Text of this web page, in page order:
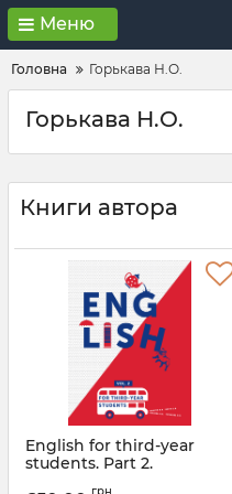
Меню
Головна Горькава Н.О.
Горькава Н.О.
Книги автора
English for third-year
students. Part 2.